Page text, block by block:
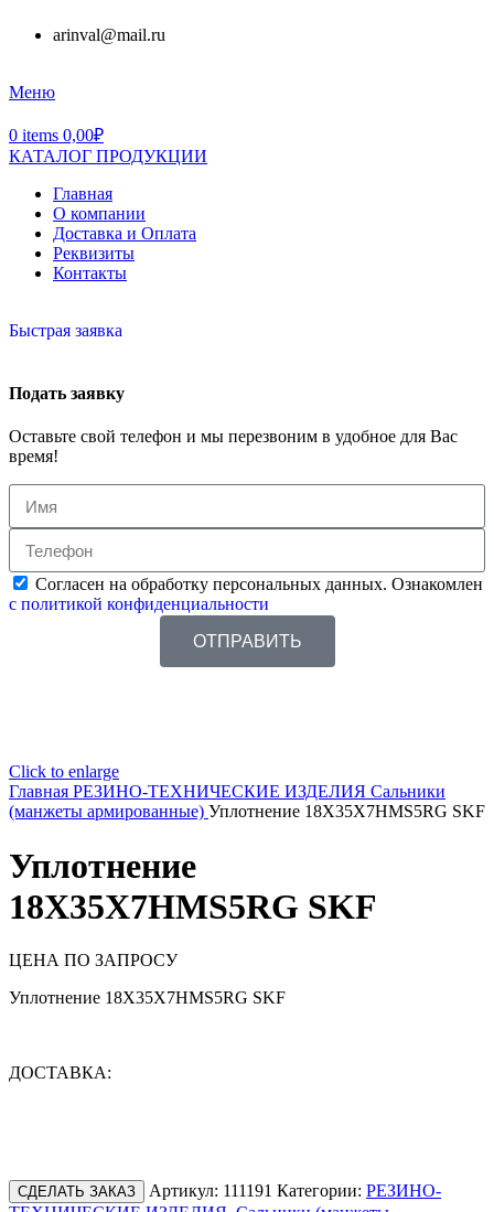
arinval@mail.ru
Меню
0 items 0,00₽
КАТАЛОГ ПРОДУКЦИИ
Главная
О компании
Доставка и Оплата
Реквизиты
Контакты
Быстрая заявка
Подать заявку
Оставьте свой телефон и мы перезвоним в удобное для Вас
время!
Согласен на обработку персональных данных. Ознакомлен
с политикой конфиденциальности
ОТПРАВИТЬ
Click to enlarge
Главная РЕЗИНО-ТЕХНИЧЕСКИЕ ИЗДЕЛИЯ Сальники
(манжеты армированные) Уплотнение 18X35X7HMS5RG SKF
Уплотнение
18X35X7HMS5RG SKF
ЦЕНА ПО ЗАПРОСУ
Уплотнение 18X35X7HMS5RG SKF
ДОСТАВКА:
СДЕЛАТЬ ЗАКАЗ Артикул: 111191 Категории: РЕЗИНО-